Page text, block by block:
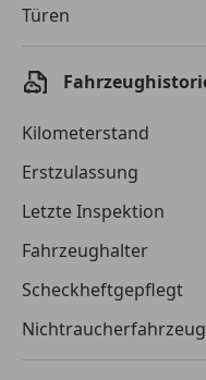
Einberechnete
Effektivzinsatz
Monatliche Rate
Die tatsächlichen
von der von Ihnen
Jahre. Zinsspanne
Türen
Kilometerstand
Erstzulassung
Letzte Inspektion
Fahrzeughalter
Scheckheftgepflegt
Nichtraucherfahrzeug